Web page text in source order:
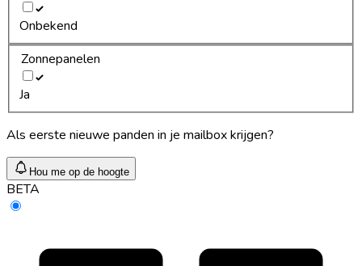
Onbekend
Zonnepanelen
Ja
Als eerste nieuwe panden in je mailbox krijgen?
Hou me op de hoogte
BETA